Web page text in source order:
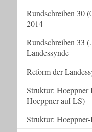
Rundschreiben 30
2014
Rundschreiben 33
Landessynde
Reform der
Struktur: Hoeppner
Hoeppner auf LS)
Struktur: